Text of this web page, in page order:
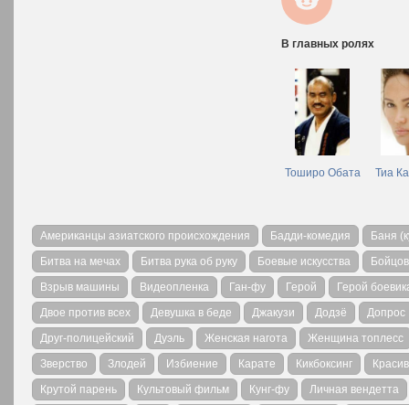
В главных ролях
Тоширо Обата Тиа
Американцы азиатского происхождения Бадди-комедия
Баня
Битва на мечах
Битва рука об руку Боевые искусства
Взрыв машины
Видеопленка Ган-фу Герой
Герой
Двое против всех
Девушка в беде Джакузи Додзё
Допрос
Друг-полицейский
Дуэль Женская нагота
Женщина топлесс
Зверство
Злодей Избиение Карате Кикбоксинг
Крутой парень
Культовый фильм Кунг-фу
Личная вендетта